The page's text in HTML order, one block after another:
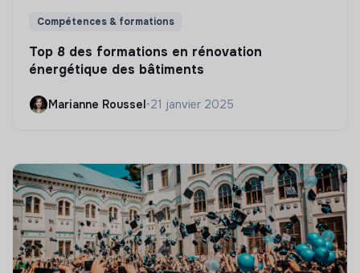
Compétences & formations
Top 8 des formations en rénovation
énergétique des bâtiments
Marianne Roussel•21 janvier 2025